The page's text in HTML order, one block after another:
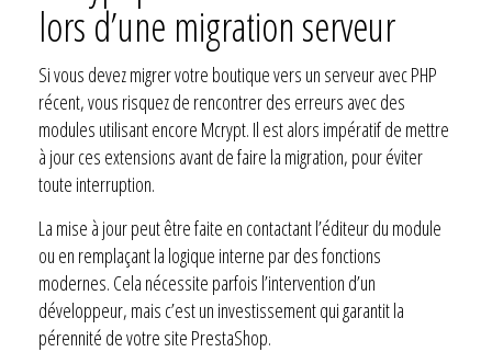
lors d’une migration serveur
Si vous devez migrer votre boutique vers un serveur avec PHP
récent, vous risquez de rencontrer des erreurs avec des
modules utilisant encore Mcrypt. Il est alors impératif de mettre
à jour ces extensions avant de faire la migration, pour éviter
toute interruption.
La mise à jour peut être faite en contactant l’éditeur du module
ou en remplaçant la logique interne par des fonctions
modernes. Cela nécessite parfois l’intervention d’un
développeur, mais c’est un investissement qui garantit la
pérennité de votre site PrestaShop.